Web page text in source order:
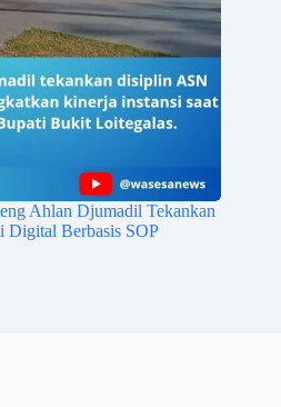
Ahlan Djumadil Tekankan
Digital Berbasis SOP